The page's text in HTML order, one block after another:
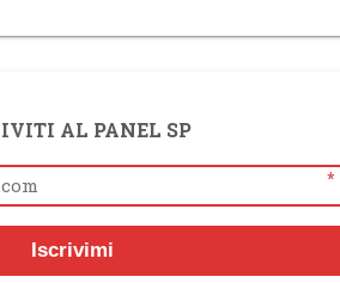
AL PANEL SP
*
Iscrivimi